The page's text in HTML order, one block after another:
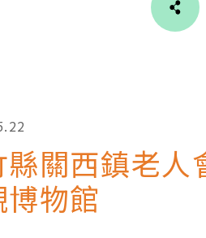
Line
縣關西鎮老人
物館